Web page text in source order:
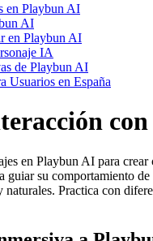
en Playbun AI
AI
en Playbun AI
IA
de Playbun AI
Usuarios en España
en Playbun AI para
su comportamiento
naturales. Practica con